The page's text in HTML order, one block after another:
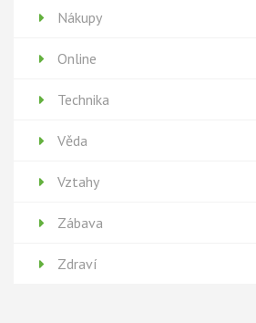
Nákupy
Online
Technika
Věda
Vztahy
Zábava
Zdraví